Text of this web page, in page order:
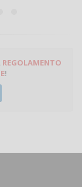
REGOLAMENTO
!